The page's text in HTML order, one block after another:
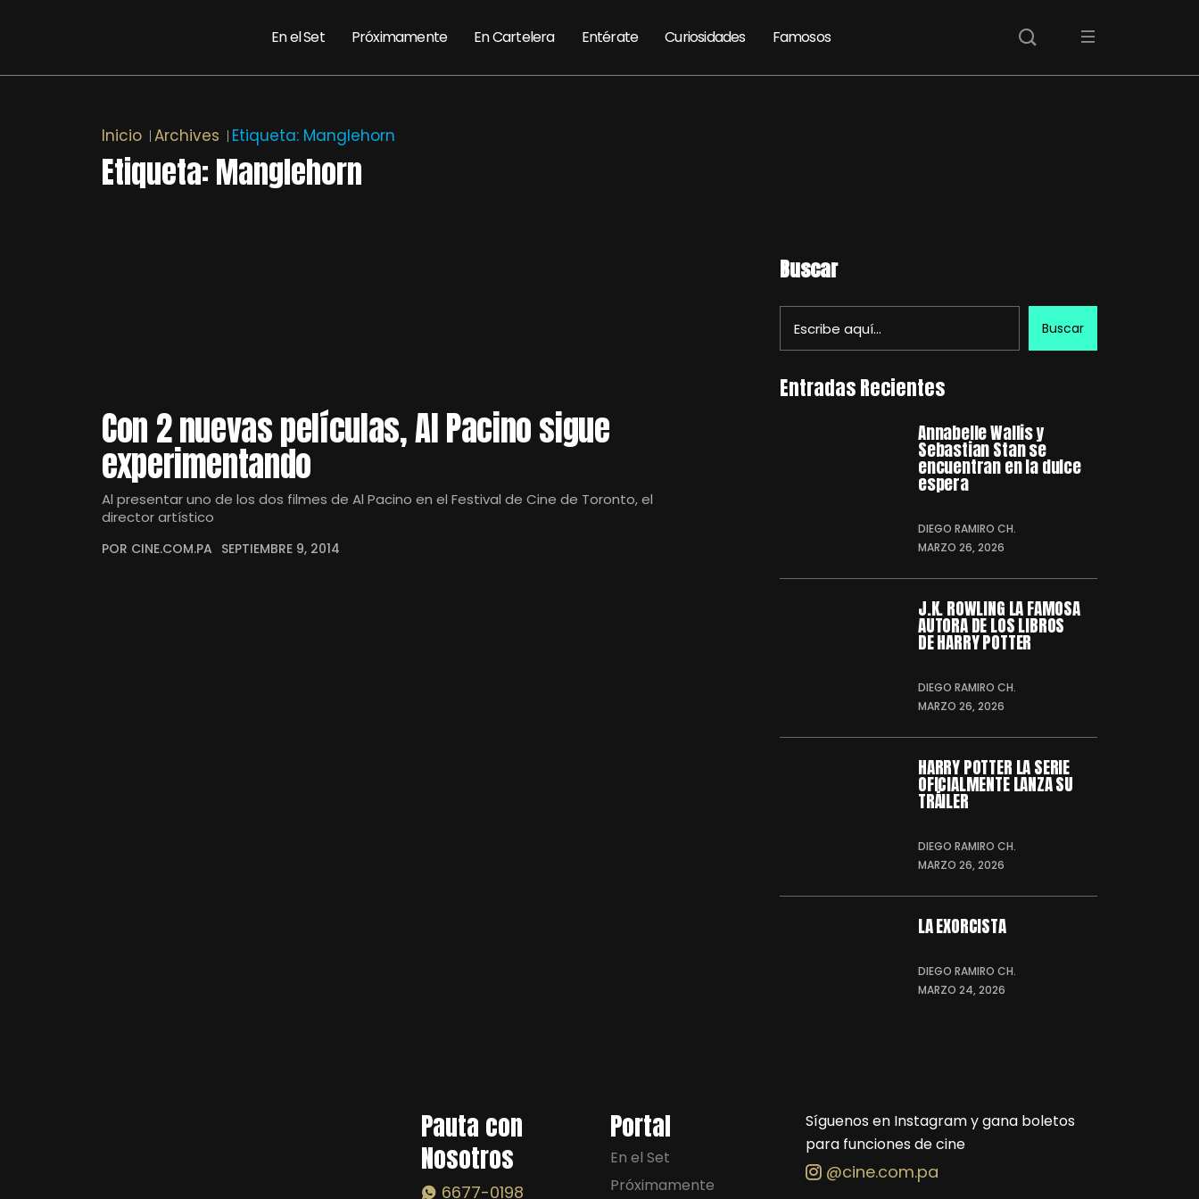
En el Set Próximamente En Cartelera Entérate Curiosidades Famosos
Inicio Archives Etiqueta: Manglehorn
Etiqueta:Manglehorn
Con 2 nuevas películas, Al Pacino sigue
experimentando
Al presentar uno de los dos filmes de Al Pacino en el Festival de Cine de Toronto, el
director artístico
POR CINE.COM.PA SEPTIEMBRE 9, 2014
Buscar
Buscar
Entradas Recientes
Annabelle Wallis y
Sebastian Stan se
encuentran en la dulce
espera
DIEGO RAMIRO CH.
MARZO 26, 2026
J.K. ROWLING LA FAMOSA
AUTORA DE LOS LIBROS
DE HARRY POTTER
DIEGO RAMIRO CH.
MARZO 26, 2026
HARRY POTTER LA SERIE
OFICIALMENTE LANZA SU
TRÁILER
DIEGO RAMIRO CH.
MARZO 26, 2026
LA EXORCISTA
DIEGO RAMIRO CH.
MARZO 24, 2026
Pauta con
Nosotros
6677-0198
Portal
En el Set
Próximamente
Síguenos en Instagram y gana boletos
para funciones de cine
@cine.com.pa